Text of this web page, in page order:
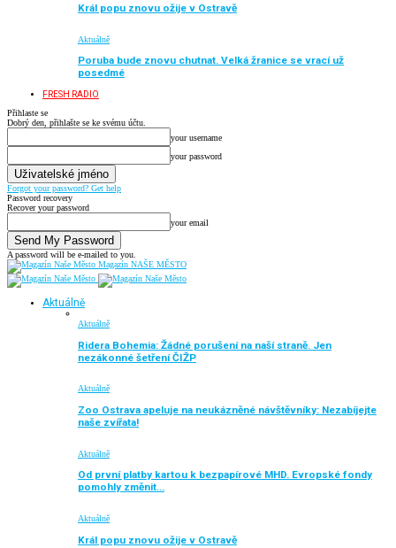
Král popu znovu ožije v Ostravě
Aktuálně
Poruba bude znovu chutnat. Velká žranice se vrací už
posedmé
FRESH RADIO
Přihlaste se
Dobrý den, přihlašte se ke svému účtu.
your username
your password
Forgot your password? Get help
Password recovery
Recover your password
your email
A password will be e-mailed to you.
Magazín NAŠE MĚSTO
Aktuálně
Aktuálně
Ridera Bohemia: Žádné porušení na naší straně. Jen
nezákonné šetření ČIŽP
Aktuálně
Zoo Ostrava apeluje na neukázněné návštěvníky: Nezabíjejte
naše zvířata!
Aktuálně
Od první platby kartou k bezpapírové MHD. Evropské fondy
pomohly změnit…
Aktuálně
Král popu znovu ožije v Ostravě